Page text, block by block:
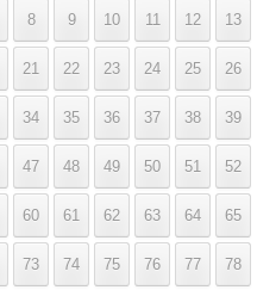
8 9 10 11 12 13
21 22 23 24 25 26
34 35 36 37 38 39
47 48 49 50 51 52
60 61 62 63 64 65
73 74 75 76 77 78